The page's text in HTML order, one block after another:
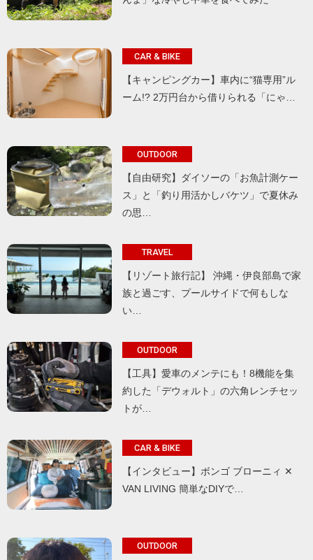
CAR & BIKE
【キャンピングカー】車内に“猫専用”ル
ーム!? 2万円台から借りられる「にゃ…
OUTDOOR
【自由研究】ダイソーの「お魚計測ケー
ス」と「釣り用活かしバケツ」で夏休み
の思…
TRAVEL
【リゾート旅行記】 沖縄・伊良部島で家
族と過ごす、プールサイドで何もしな
い…
OUTDOOR
【工具】愛車のメンテにも！8機能を集
約した「デウォルト」の六角レンチセッ
トが…
CAR & BIKE
【インタビュー】ボンゴ ブローニィ ✕
VAN LIVING 簡単なDIYで…
OUTDOOR